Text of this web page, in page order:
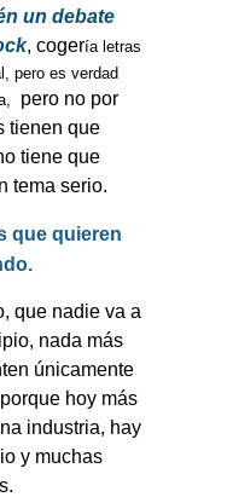
un debate
, cogería letras
pero es verdad
pero no por
tienen que
tiene que
tema serio.
que quieren
que nadie va a
nada más
únicamente
hoy más
industria, hay
y muchas